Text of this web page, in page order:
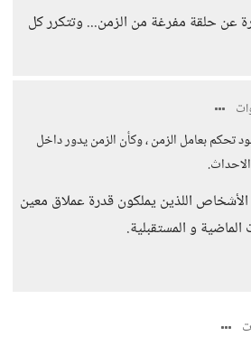
عن حلقة مفرغة من الزمن... وتتكرر كل
تحكم بعامل الزمن ، وكأن الزمن يدور داخل
اللذين يملكون قدرة عملاق معين
و المستقبلية.